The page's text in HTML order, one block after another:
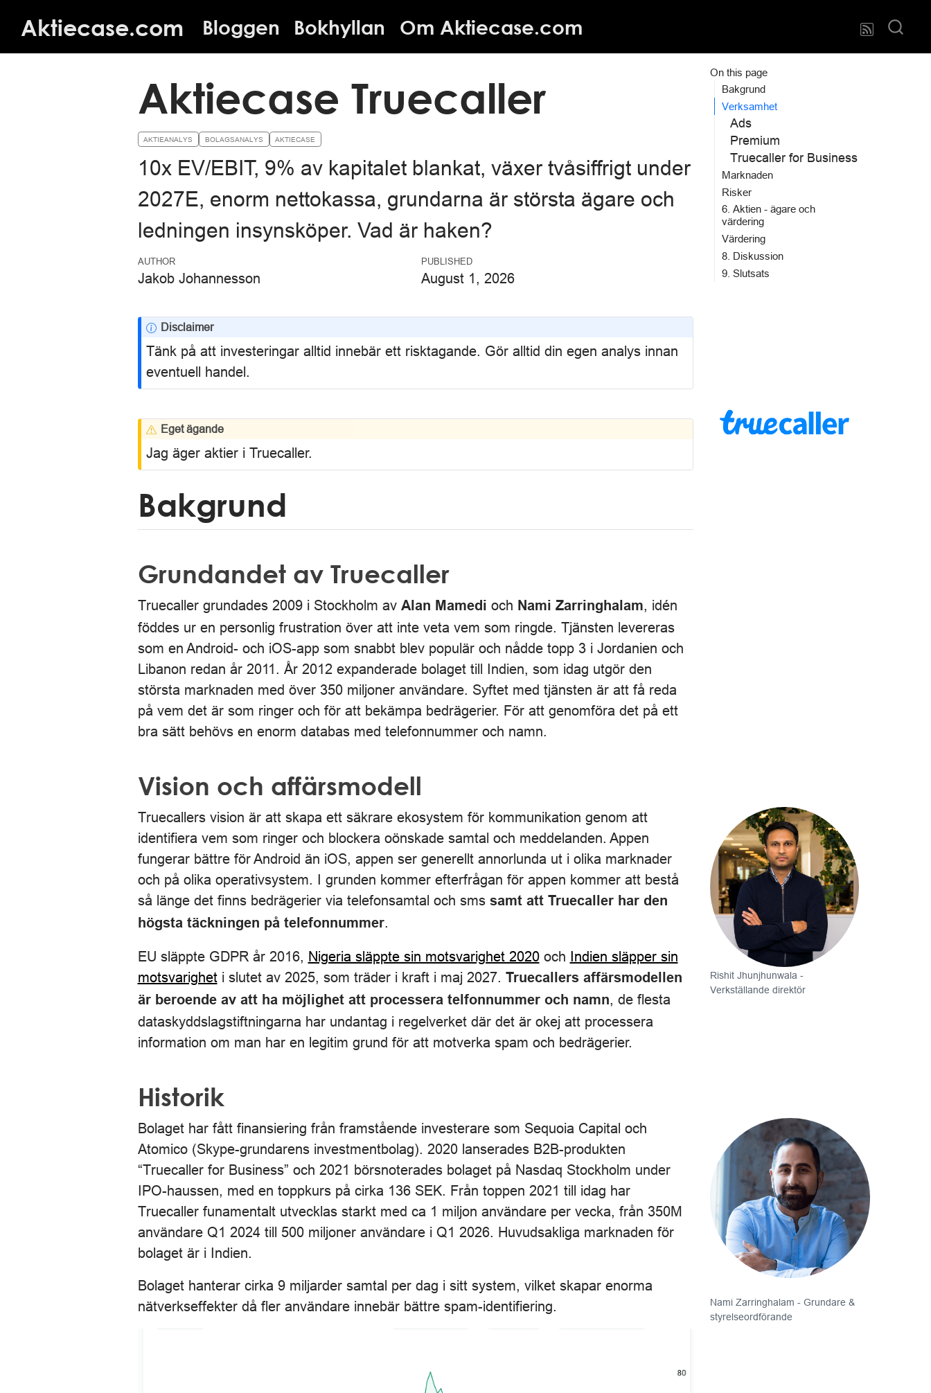
Aktiecase.com Bloggen Bokhyllan Om Aktiecase.com
On this page
Bakgrund
Verksamhet
Ads
Premium
Truecaller for Business
Marknaden
Risker
6. Aktien - ägare och
värdering
Värdering
8. Diskussion
9. Slutsats
Aktiecase Truecaller
AKTIEANALYS BOLAGSANALYS AKTIECASE
10x EV/EBIT, 9% av kapitalet blankat, växer tvåsiffrigt under
2027E, enorm nettokassa, grundarna är största ägare och
ledningen insynsköper. Vad är haken?
AUTHOR
Jakob Johannesson
PUBLISHED
August 1, 2026
N
t
e
Disclaimer
Tänk på att investeringar alltid innebär ett risktagande. Gör alltid din egen analys innan
eventuell handel.
W
r
n
g
Eget ägande
Jag äger aktier i Truecaller.
Bakgrund
Grundandet av Truecaller
Truecaller grundades 2009 i Stockholm av Alan Mamedi och Nami Zarringhalam, idén
föddes ur en personlig frustration över att inte veta vem som ringde. Tjänsten levereras
som en Android- och iOS-app som snabbt blev populär och nådde topp 3 i Jordanien och
Libanon redan år 2011. År 2012 expanderade bolaget till Indien, som idag utgör den
största marknaden med över 350 miljoner användare. Syftet med tjänsten är att få reda
på vem det är som ringer och för att bekämpa bedrägerier. För att genomföra det på ett
bra sätt behövs en enorm databas med telefonnummer och namn.
Vision och affärsmodell
Truecallers vision är att skapa ett säkrare ekosystem för kommunikation genom att
identifiera vem som ringer och blockera oönskade samtal och meddelanden. Appen
fungerar bättre för Android än iOS, appen ser generellt annorlunda ut i olika marknader
och på olika operativsystem. I grunden kommer efterfrågan för appen kommer att bestå
så länge det finns bedrägerier via telefonsamtal och sms samt att Truecaller har den
högsta täckningen på telefonnummer.
Rishit Jhunjhunwala -
Verkställande direktör
EU släppte GDPR år 2016, Nigeria släppte sin motsvarighet 2020och Indien släpper sin
motsvarigheti slutet av 2025, som träder i kraft i maj 2027. Truecallers affärsmodellen
är beroende av att ha möjlighet att processera telfonnummer och namn, de flesta
dataskyddslagstiftningarna har undantag i regelverket där det är okej att processera
information om man har en legitim grund för att motverka spam och bedrägerier.
Historik
Bolaget har fått finansiering från framstående investerare som Sequoia Capital och
Atomico (Skype-grundarens investmentbolag). 2020 lanserades B2B-produkten
“Truecaller for Business” och 2021 börsnoterades bolaget på Nasdaq Stockholm under
IPO-haussen, med en toppkurs på cirka 136 SEK. Från toppen 2021 till idag har
Truecaller funamentalt utvecklas starkt med ca 1 miljon användare per vecka, från 350M
användare Q1 2024 till 500 miljoner användare i Q1 2026. Huvudsakliga marknaden för
bolaget är i Indien.
Nami Zarringhalam - Grundare &
styrelseordförande
Bolaget hanterar cirka 9 miljarder samtal per dag i sitt system, vilket skapar enorma
nätverkseffekter då fler användare innebär bättre spam-identifiering.